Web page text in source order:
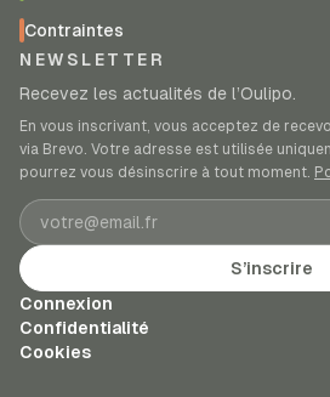
Contraintes
NEWSLETTER
Recevez les actualités de l’Oulipo.
En vous inscrivant, vous acceptez de
via Brevo. Votre adresse est utilisée
pourrez vous désinscrire à tout moment.
Adresse e-mail
S’inscrire
Connexion
Confidentialité
Cookies